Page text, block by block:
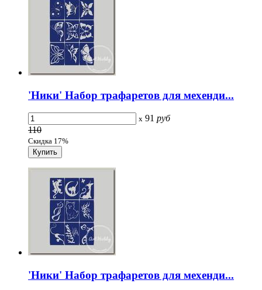
'Ники' Набор трафаретов для мехенди...
x 91 руб
110
Скидка 17%
'Ники' Набор трафаретов для мехенди...